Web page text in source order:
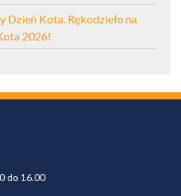
Dzień Kota. Rękodzieło na
2026!
do 16.00